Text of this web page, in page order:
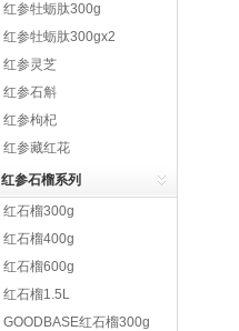
红参牡蛎肽300g
红参牡蛎肽300gx2
红参灵芝
红参石斛
红参枸杞
红参藏红花
红参石榴系列
红石榴300g
红石榴400g
红石榴600g
红石榴1.5L
GOODBASE红石榴300g